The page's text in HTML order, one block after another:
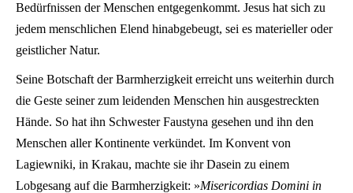
Bedürfnissen der Menschen entgegenkommt. Jesus hat sich zu
jedem menschlichen Elend hinabgebeugt, sei es materieller oder
geistlicher Natur.
Seine Botschaft der Barmherzigkeit erreicht uns weiterhin durch
die Geste seiner zum leidenden Menschen hin ausgestreckten
Hände. So hat ihn Schwester Faustyna gesehen und ihn den
Menschen aller Kontinente verkündet. Im Konvent von
Lagiewniki, in Krakau, machte sie ihr Dasein zu einem
Lobgesang auf die Barmherzigkeit: »Misericordias Domini in